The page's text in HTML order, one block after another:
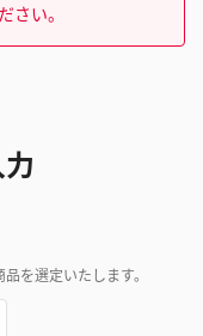
さい。
を選定いたします。